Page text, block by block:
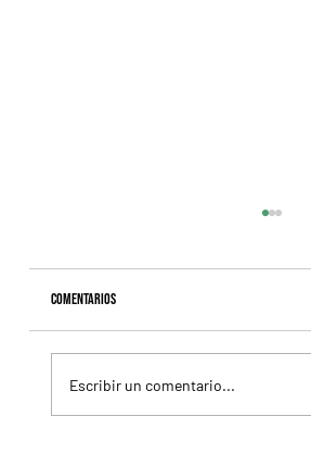
Comentarios
Escribir un comentario...